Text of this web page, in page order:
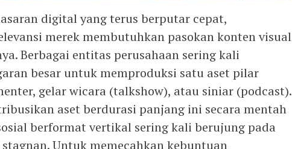
digital yang terus berputar cepat,
merek membutuhkan pasokan konten visual
Berbagai entitas perusahaan sering kali
besar untuk memproduksi satu aset pilar
gelar wicara (talkshow), atau siniar (podcast).
aset berdurasi panjang ini secara mentah
berformat vertikal sering kali berujung pada
Untuk memecahkan kebuntuan